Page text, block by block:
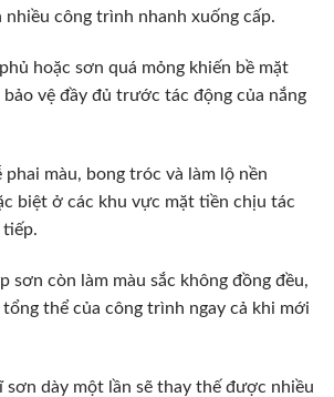
nhiều công trình nhanh xuống cấp.
hoặc sơn quá mỏng khiến bề mặt
vệ đầy đủ trước tác động của nắng
phai màu, bong tróc và làm lộ nền
biệt ở các khu vực mặt tiền chịu tác
sơn còn làm màu sắc không đồng đều,
thể của công trình ngay cả khi mới
sơn dày một lần sẽ thay thế được nhiều